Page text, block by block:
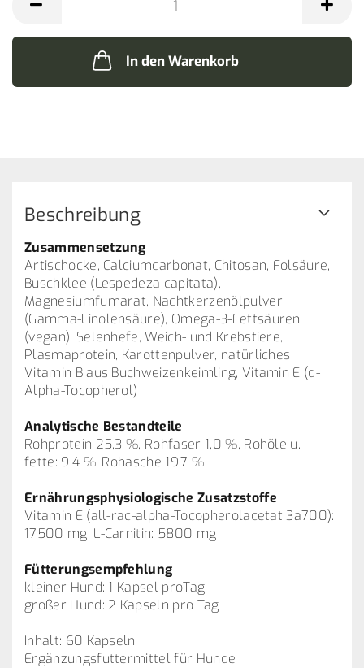
In den Warenkorb
Beschreibung
Zusammensetzung
Artischocke, Calciumcarbonat, Chitosan, Folsäure,
Buschklee (Lespedeza capitata),
Magnesiumfumarat, Nachtkerzenölpulver
(Gamma-Linolensäure), Omega-3-Fettsäuren
(vegan), Selenhefe, Weich- und Krebstiere,
Plasmaprotein, Karottenpulver, natürliches
Vitamin B aus Buchweizenkeimling, Vitamin E (d-
Alpha-Tocopherol)
Analytische Bestandteile
Rohprotein 25,3 %, Rohfaser 1,0 %, Rohöle u. –
fette: 9,4 %, Rohasche 19,7 %
Ernährungsphysiologische Zusatzstoffe
Vitamin E (all-rac-alpha-Tocopherolacetat 3a700):
17500 mg; L-Carnitin: 5800 mg
Fütterungsempfehlung
kleiner Hund: 1 Kapsel proTag
großer Hund: 2 Kapseln pro Tag
Inhalt: 60 Kapseln
Ergänzungsfuttermittel für Hunde